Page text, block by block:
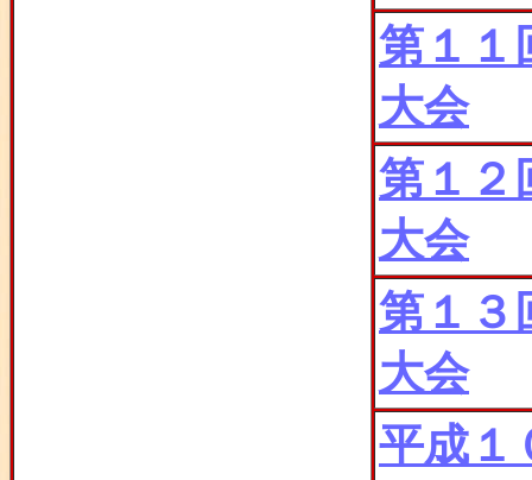
第１１
大会
第１２
大会
第１３
大会
平成１